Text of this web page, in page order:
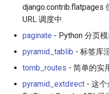
django.contrib.flatpages
URL 调度中.
paginate - Python 分页模
pyramid_tablib - 标签库
tomb_routes - 简单的实
pyramid_extdirect - 这